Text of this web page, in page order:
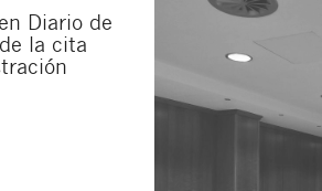
Diario de
la cita